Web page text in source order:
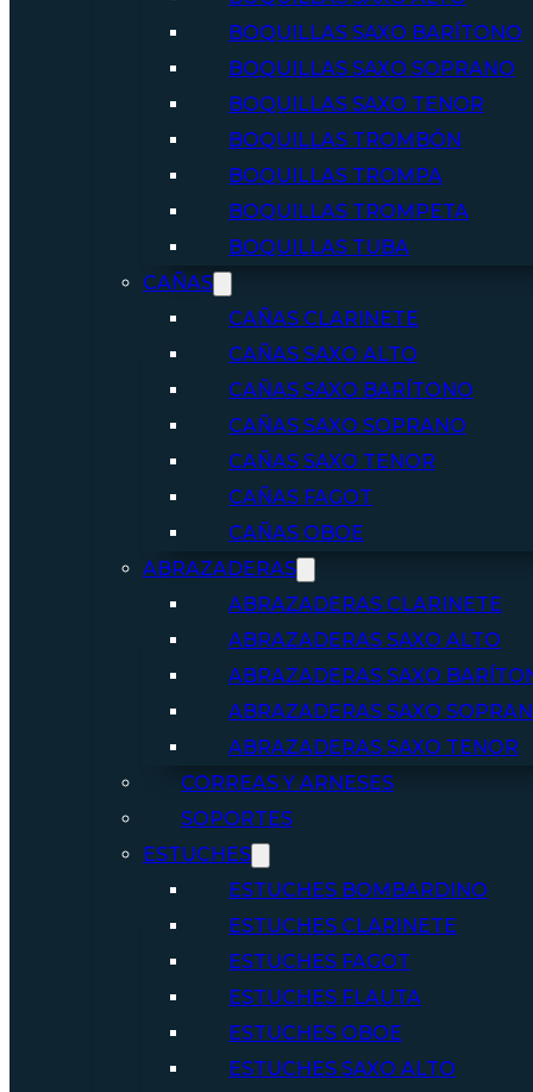
BOQUILLAS SAXO BARÍTONO
BOQUILLAS SAXO SOPRANO
BOQUILLAS SAXO TENOR
BOQUILLAS TROMBÓN
BOQUILLAS TROMPA
BOQUILLAS TROMPETA
BOQUILLAS TUBA
CAÑAS
CAÑAS CLARINETE
CAÑAS SAXO ALTO
CAÑAS SAXO BARÍTONO
CAÑAS SAXO SOPRANO
CAÑAS SAXO TENOR
CAÑAS FAGOT
CAÑAS OBOE
ABRAZADERAS
ABRAZADERAS CLARINETE
ABRAZADERAS SAXO ALTO
ABRAZADERAS SAXO
ABRAZADERAS SAXO
ABRAZADERAS SAXO TENOR
CORREAS Y ARNESES
SOPORTES
ESTUCHES
ESTUCHES BOMBARDINO
ESTUCHES CLARINETE
ESTUCHES FAGOT
ESTUCHES FLAUTA
ESTUCHES OBOE
ESTUCHES SAXO ALTO